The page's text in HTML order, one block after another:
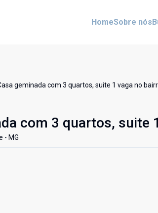
HomeSobre nós
geminada com 3 quartos, suite 1 vaga no
com 3 quartos, suite
- MG